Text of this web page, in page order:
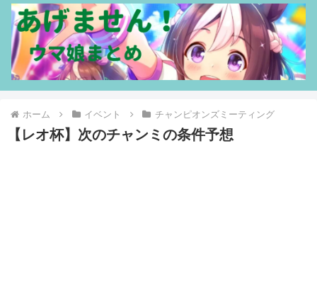
ホーム イベント チャンピオンズミーティング
【レオ杯】次のチャンミの条件予想